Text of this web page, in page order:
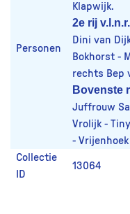
Personen
Klapwijk.
2e rij
Dini van
Bokhorst -
rechts Bep
Bovenste
Juffrouw
Vrolijk -
-
Collectie
ID
13064